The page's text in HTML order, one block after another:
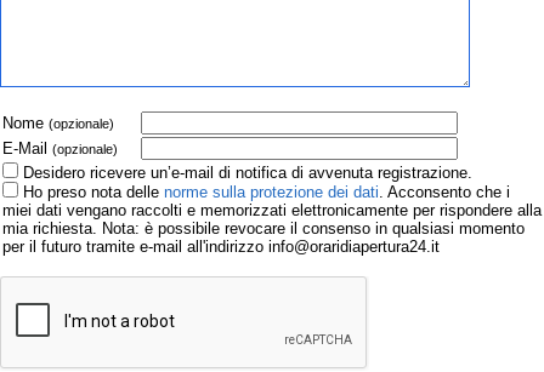
Nome (opzionale)
E-Mail (opzionale)
Desidero ricevere un’e-mail di notifica di avvenuta registrazione.
Ho preso nota delle norme sulla protezione dei dati. Acconsento che i
miei dati vengano raccolti e memorizzati elettronicamente per rispondere alla
mia richiesta. Nota: è possibile revocare il consenso in qualsiasi momento
per il futuro tramite e-mail all'indirizzo info@oraridiapertura24.it